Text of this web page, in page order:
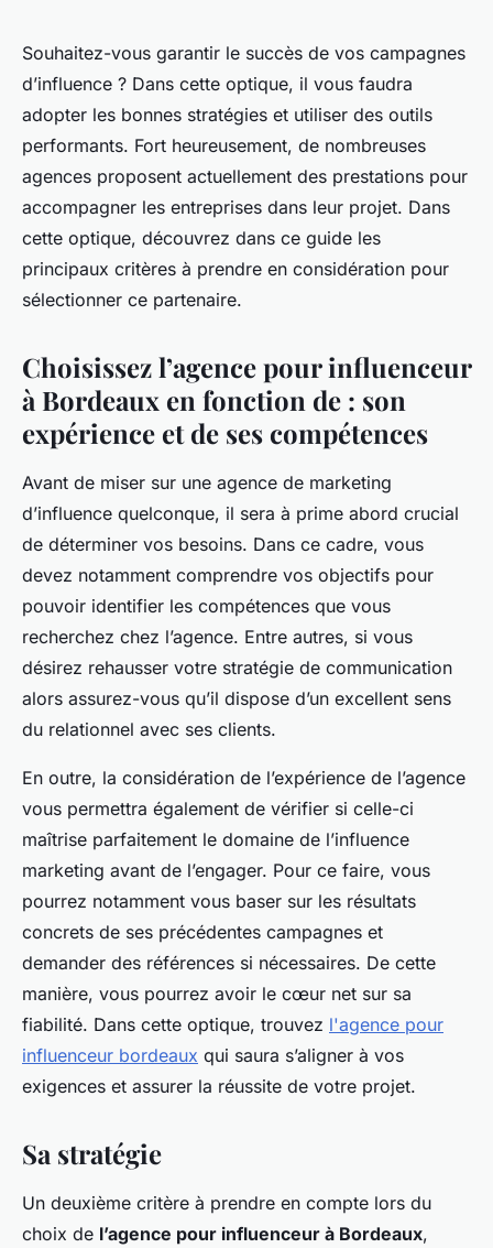
Quels sont critères pour
choisir l'agence pour
influenceur adaptée à votre
activité à Bordeaux ?
admin•16 avril 2024 •3 min de lecture
Souhaitez-vous garantir le succès de vos campagnes
d’influence ? Dans cette optique, il vous faudra
adopter les bonnes stratégies et utiliser des outils
performants. Fort heureusement, de nombreuses
agences proposent actuellement des prestations pour
accompagner les entreprises dans leur projet. Dans
cette optique, découvrez dans ce guide les
principaux critères à prendre en considération pour
sélectionner ce partenaire.
Choisissez l’agence pour influenceur
à Bordeaux en fonction de : son
expérience et de ses compétences
Avant de miser sur une agence de marketing
d’influence quelconque, il sera à prime abord crucial
de déterminer vos besoins. Dans ce cadre, vous
devez notamment comprendre vos objectifs pour
pouvoir identifier les compétences que vous
recherchez chez l’agence. Entre autres, si vous
désirez rehausser votre stratégie de communication
alors assurez-vous qu’il dispose d’un excellent sens
du relationnel avec ses clients.
En outre, la considération de l’expérience de l’agence
vous permettra également de vérifier si celle-ci
maîtrise parfaitement le domaine de l’influence
marketing avant de l’engager. Pour ce faire, vous
pourrez notamment vous baser sur les résultats
concrets de ses précédentes campagnes et
demander des références si nécessaires. De cette
manière, vous pourrez avoir le cœur net sur sa
fiabilité. Dans cette optique, trouvez l'agence pour
influenceur bordeaux qui saura s’aligner à vos
exigences et assurer la réussite de votre projet.
Sa stratégie
Un deuxième critère à prendre en compte lors du
choix de l’agence pour influenceur à Bordeaux,